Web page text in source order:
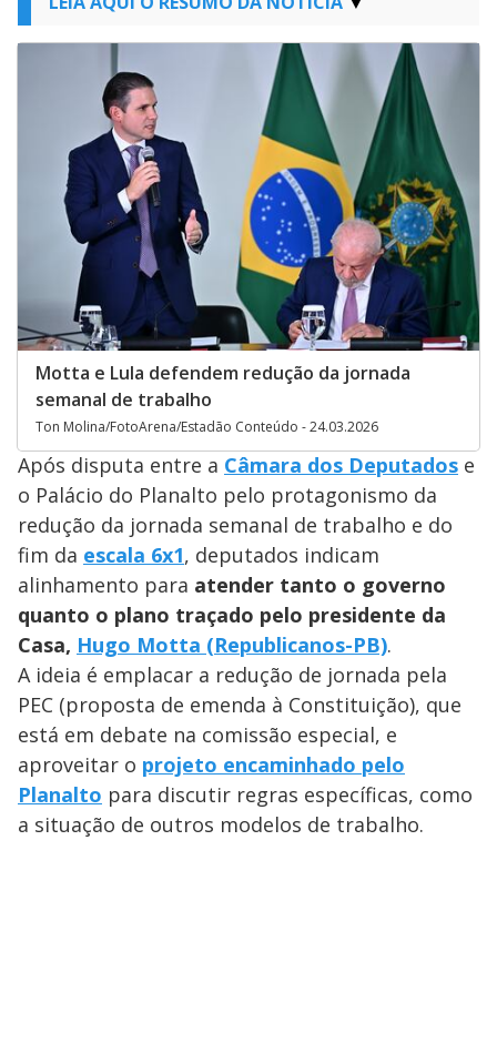
Motta e Lula defendem redução da jornada
semanal de trabalho
Ton Molina/FotoArena/Estadão Conteúdo - 24.03.2026
Após disputa entre a Câmara dos Deputados e
o Palácio do Planalto pelo protagonismo da
redução da jornada semanal de trabalho e do
fim da escala 6x1, deputados indicam
alinhamento para atender tanto o governo
quanto o plano traçado pelo presidente da
Casa, Hugo Motta (Republicanos-PB).
A ideia é emplacar a redução de jornada pela
PEC (proposta de emenda à Constituição), que
está em debate na comissão especial, e
aproveitar o projeto encaminhado pelo
Planalto para discutir regras específicas, como
a situação de outros modelos de trabalho.